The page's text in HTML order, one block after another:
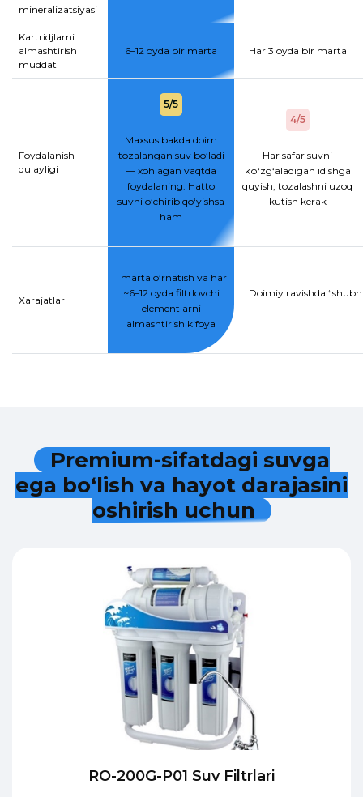
mineralizatsiyasi
Kartridjlarni
almashtirish
muddati
6–12 oyda bir marta Har 3 oyda bir marta
Foydalanish
qulayligi
5/5
Maxsus bakda doim
tozalangan suv bo‘ladi
— xohlagan vaqtda
foydalaning. Hatto
suvni o‘chirib qo‘yishsa
ham
4/5
Har safar suvni
kо‘zg‘aladigan idishga
quyish, tozalashni uzoq
kutish kerak
Xarajatlar
1 marta o‘rnatish va har
~6–12 oyda filtrlovchi
elementlarni
almashtirish kifoya
Doimiy ravishda
Premium-sifatdagi suvga
ega bo‘lish va hayot darajasini
oshirish uchun
RO-200G-P01 Suv Filtrlari